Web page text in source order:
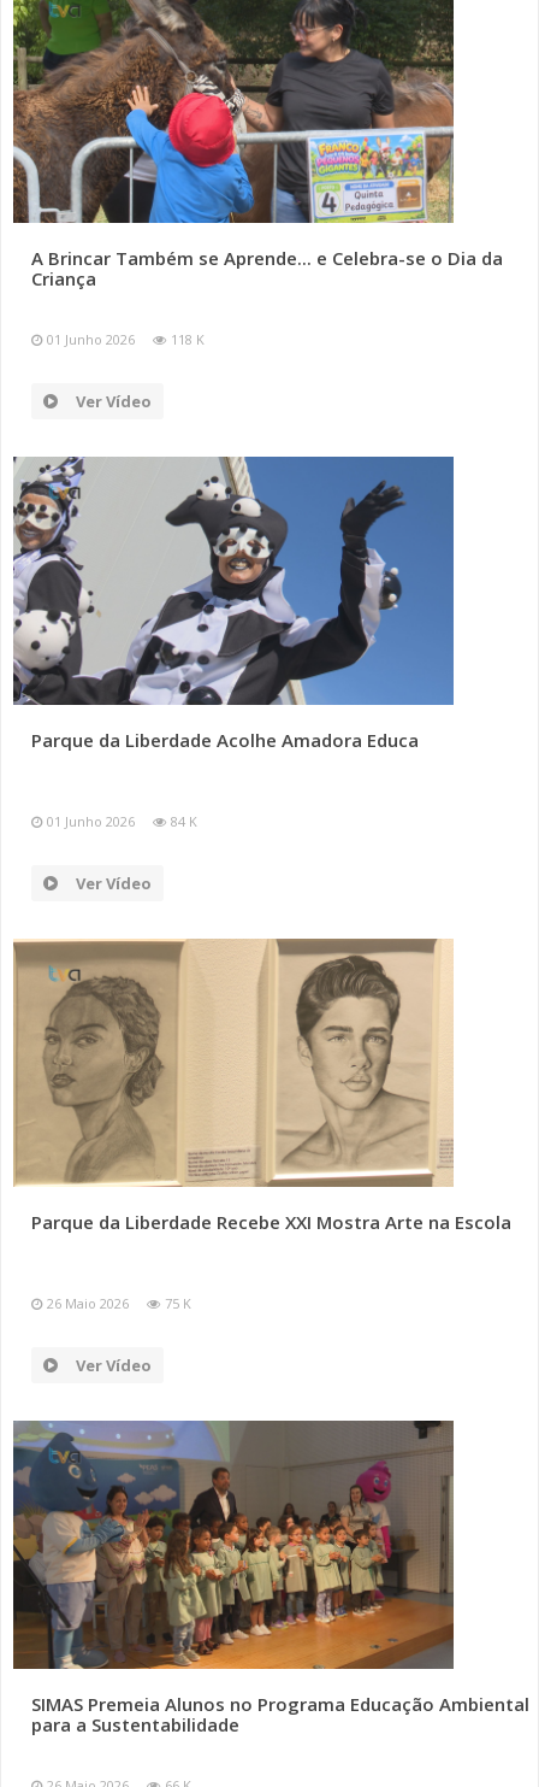
A Brincar Também se Aprende... e Celebra-se o Dia da
Criança
01 Junho 2026 118 K
Ver Vídeo
Parque da Liberdade Acolhe Amadora Educa
01 Junho 2026 84 K
Ver Vídeo
Parque da Liberdade Recebe XXI Mostra Arte na Escola
26 Maio 2026 75 K
Ver Vídeo
SIMAS Premeia Alunos no Programa Educação Ambiental
para a Sustentabilidade